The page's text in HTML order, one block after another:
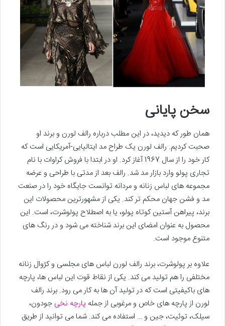
سخن پایانی
همان طور که دیدید، در این مطلب درباره رالف لورن و برند او
صحبت کردیم. رالف لورن یک طراح مد ایتالیایی-آمریکایی است که
کار خود را از سال 1967 آغاز کرد. او در ابتدا با فروش کراوات با نام
تجاری پولو وارد بازار مد شد. رالف بعد از مدتی با طراحی و عرضه
مجموعه های لباس زنانه و مردانه توانست جایگاه خود را در صنعت
مد و فشن جهان محکم تر کند. یکی از مشهورترین محصولات این
برند، پیراهن آستین کوتاه پولو، یا به اصطلاح پولوشرت، است. این
محصول به عنوان امضای این برند شناخته می شود و در رنگ های
متنوع موجود است.
علاوه بر پولوشرت، برند رالف لورن لباس های مجلسی و کژوال زنانه
مختلفی را هم تولید می کند. یکی از نقاط قوت این لباس ها، پارچه
های باکیفیتی است که در تولید آن ها به کار می رود. برند رالف
لورن از پارچه های خاص و مرغوبی از جمله پارچه نخی جودون،
سیلک، توئیت، جین و … استفاده می کند. شما می توانید از طریق